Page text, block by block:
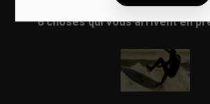
8 choses qui vous arrivent en